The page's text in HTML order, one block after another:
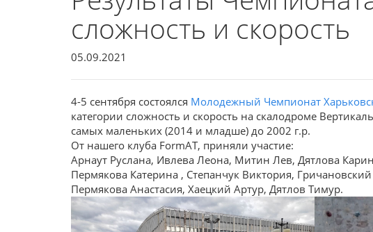
сложность и скорость
05.09.2021
4-5 сентября состоялся Молодежный Чемпионат
категории сложность и скорость на скалодроме
самых маленьких (2014 и младше) до 2002 г.р.
От нашего клуба FormAT, приняли участие:
Арнаут Руслана, Ивлева Леона, Митин Лев, Дятлова
Пермякова Катерина , Степанчук Виктория,
Пермякова Анастасия, Хаецкий Артур, Дятлов Тимур.